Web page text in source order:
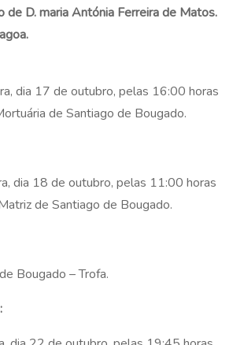
de D. maria Antónia Ferreira de Matos.
dia 17 de outubro, pelas 16:00 horas
de Santiago de Bougado.
dia 18 de outubro, pelas 11:00 horas
de Santiago de Bougado.
Bougado – Trofa.